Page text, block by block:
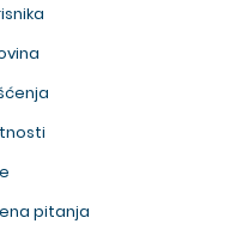
pitanja